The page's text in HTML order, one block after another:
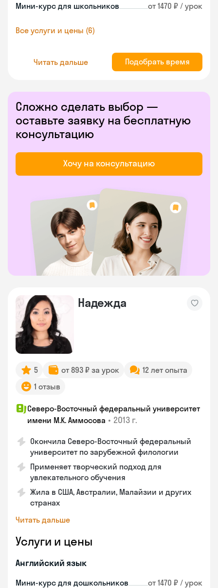
Мини-курс для школьников от 1470 ₽ / урок
Все услуги и цены (6)
Читать дальше Подобрать время
Сложно сделать выбор —
оставьте заявку на бесплатную
консультацию
Хочу на консультацию
Надежда
5 от 893 ₽ за урок
12 лет опыта
1 отзыв
Северо-Восточный федеральный университет
имени М.К. Аммосова • 2013 г.
Окончила Северо-Восточный федеральный
университет по зарубежной филологии
Применяет творческий подход для
увлекательного обучения
Жила в США, Австралии, Малайзии и других
странах
Читать дальше
Услуги и цены
Английский язык
Мини-курс для дошкольников от 1470 ₽ / урок